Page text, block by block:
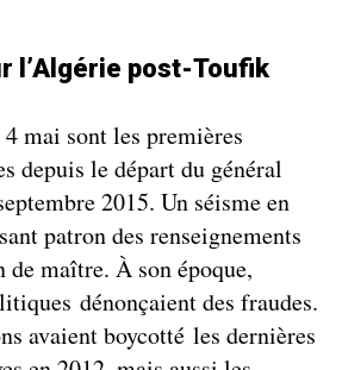
l’Algérie post-Toufik
mai sont les premières
depuis le départ du général
2015. Un séisme en
patron des renseignements
de maître. À son époque,
dénonçaient des fraudes.
avaient boycotté les dernières